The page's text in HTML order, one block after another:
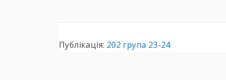
Публікація: 202 група 23-24